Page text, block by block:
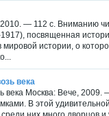
— 112 с. Вниманию
посвященная
истории, о
века
века Москва: Вече, 2009.
В этой